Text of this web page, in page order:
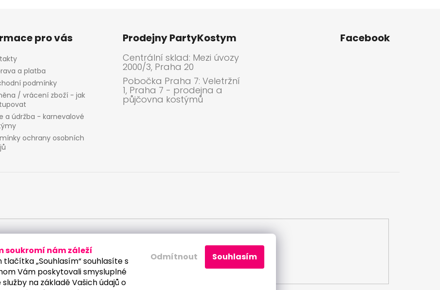
soukromí nám záleží
tlačítka „Souhlasím“ souhlasíte s
Vám poskytovali smysluplné
na základě Vašich údajů o
Odmítnout Souhlasím
osobních údajů
pro vás
a platba
podmínky
/ vrácení zboží - jak
a údržba - karnevalové
ochrany osobních
Prodejny PartyKostym
Centrální sklad: Mezi úvozy
2000/3, Praha 20
Pobočka Praha 7: Veletržní
1, Praha 7 - prodejna a
půjčovna kostýmů
Facebook